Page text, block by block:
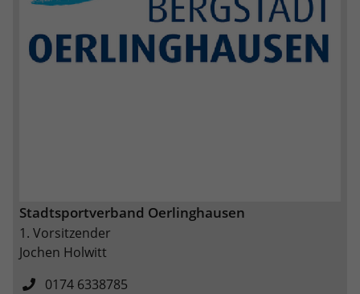
Stadtsportverband Oerlinghausen
1. Vorsitzender
Jochen Holwitt
0174 6338785